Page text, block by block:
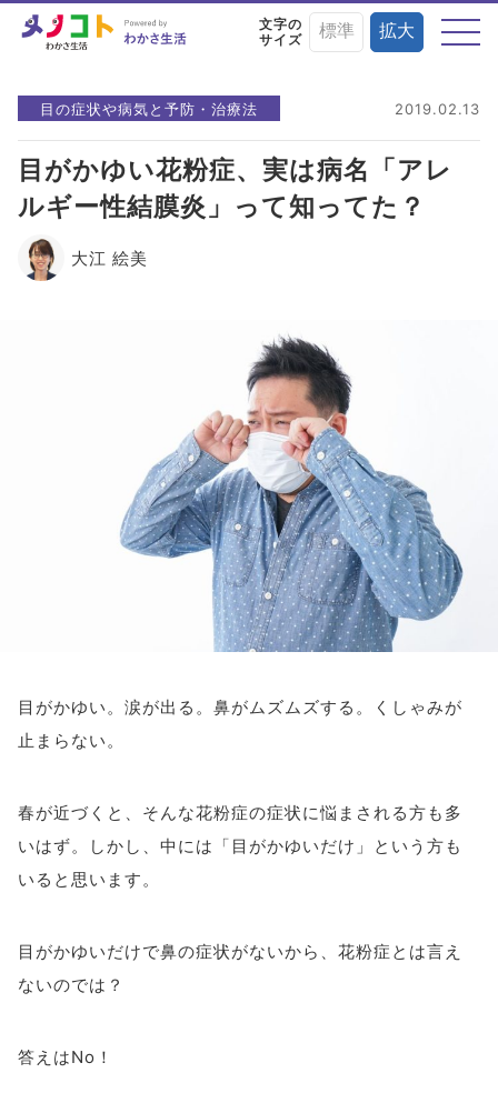
文字の
サイズ
標準 拡大
予防・治療法
目の基礎知識
目のことを楽しく
学ぶイベント情報
アイメイク・
見えない・見えづ
らい方への
お役立ち情報
目のご利益
スポット
#ビルベリー #北欧 #アントシアニン #対策
#メノコト
#サンシャインメガネ #目のかすみ #ドライアイ
#ビジョントレーニング #こどもの目の日 #6月10日
目の症状や病気と予防・治療法 2019.02.13
目がかゆい花粉症、実は病名「アレ
ルギー性結膜炎」って知ってた？
大江 絵美
目がかゆい。涙が出る。鼻がムズムズする。くしゃみが
止まらない。
春が近づくと、そんな花粉症の症状に悩まされる方も多
いはず。しかし、中には「目がかゆいだけ」という方も
いると思います。
目がかゆいだけで鼻の症状がないから、花粉症とは言え
ないのでは？
答えはNo！